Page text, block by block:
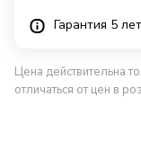
Гарантия 5 лет
Цена действительна
отличаться от цен в